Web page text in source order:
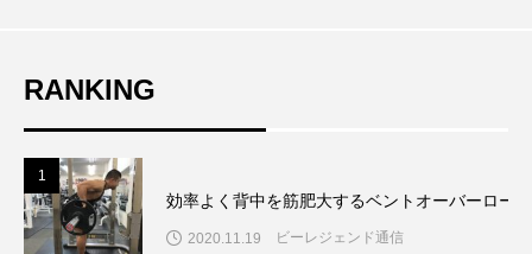
RANKING
1
効率よく背中を筋肥大するベントオーバーロー
2020.11.19 ビーレジェンド通信